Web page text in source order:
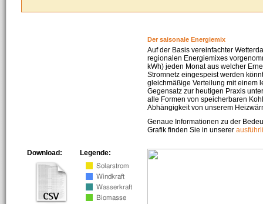
Der saisonale Energiemix
Auf der Basis vereinfachter
regionalen Energiemixes
kWh) jeden Monat aus welcher
Stromnetz eingespeist werden
gleichmäßige Verteilung mit einem
Gegensatz zur heutigen Praxis
alle Formen von speicherbaren
Abhängigkeit von unserem
Genaue Informationen zu der
Grafik finden Sie in unserer
Legende:
Download: